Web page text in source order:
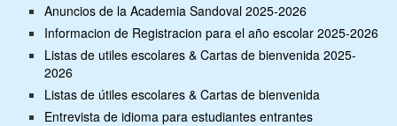
Anuncios de la Academia Sandoval 2025-2026
Informacion de Registracion para el año escolar 2025-2026
Listas de utiles escolares & Cartas de bienvenida 2025-
2026
Listas de útiles escolares & Cartas de bienvenida
Entrevista de idioma para estudiantes entrantes